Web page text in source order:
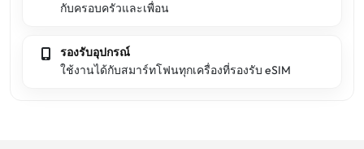
กับครอบครัวและเพื่อน
รองรับอุปกรณ์
ใช้งานได้กับสมาร์ทโฟนทุกเครื่องที่รองรับ eSIM